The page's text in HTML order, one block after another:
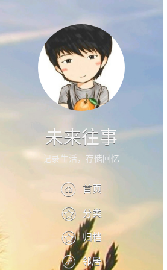
未来往事
记录生活，存储回忆
首页
分类
归档
邻居